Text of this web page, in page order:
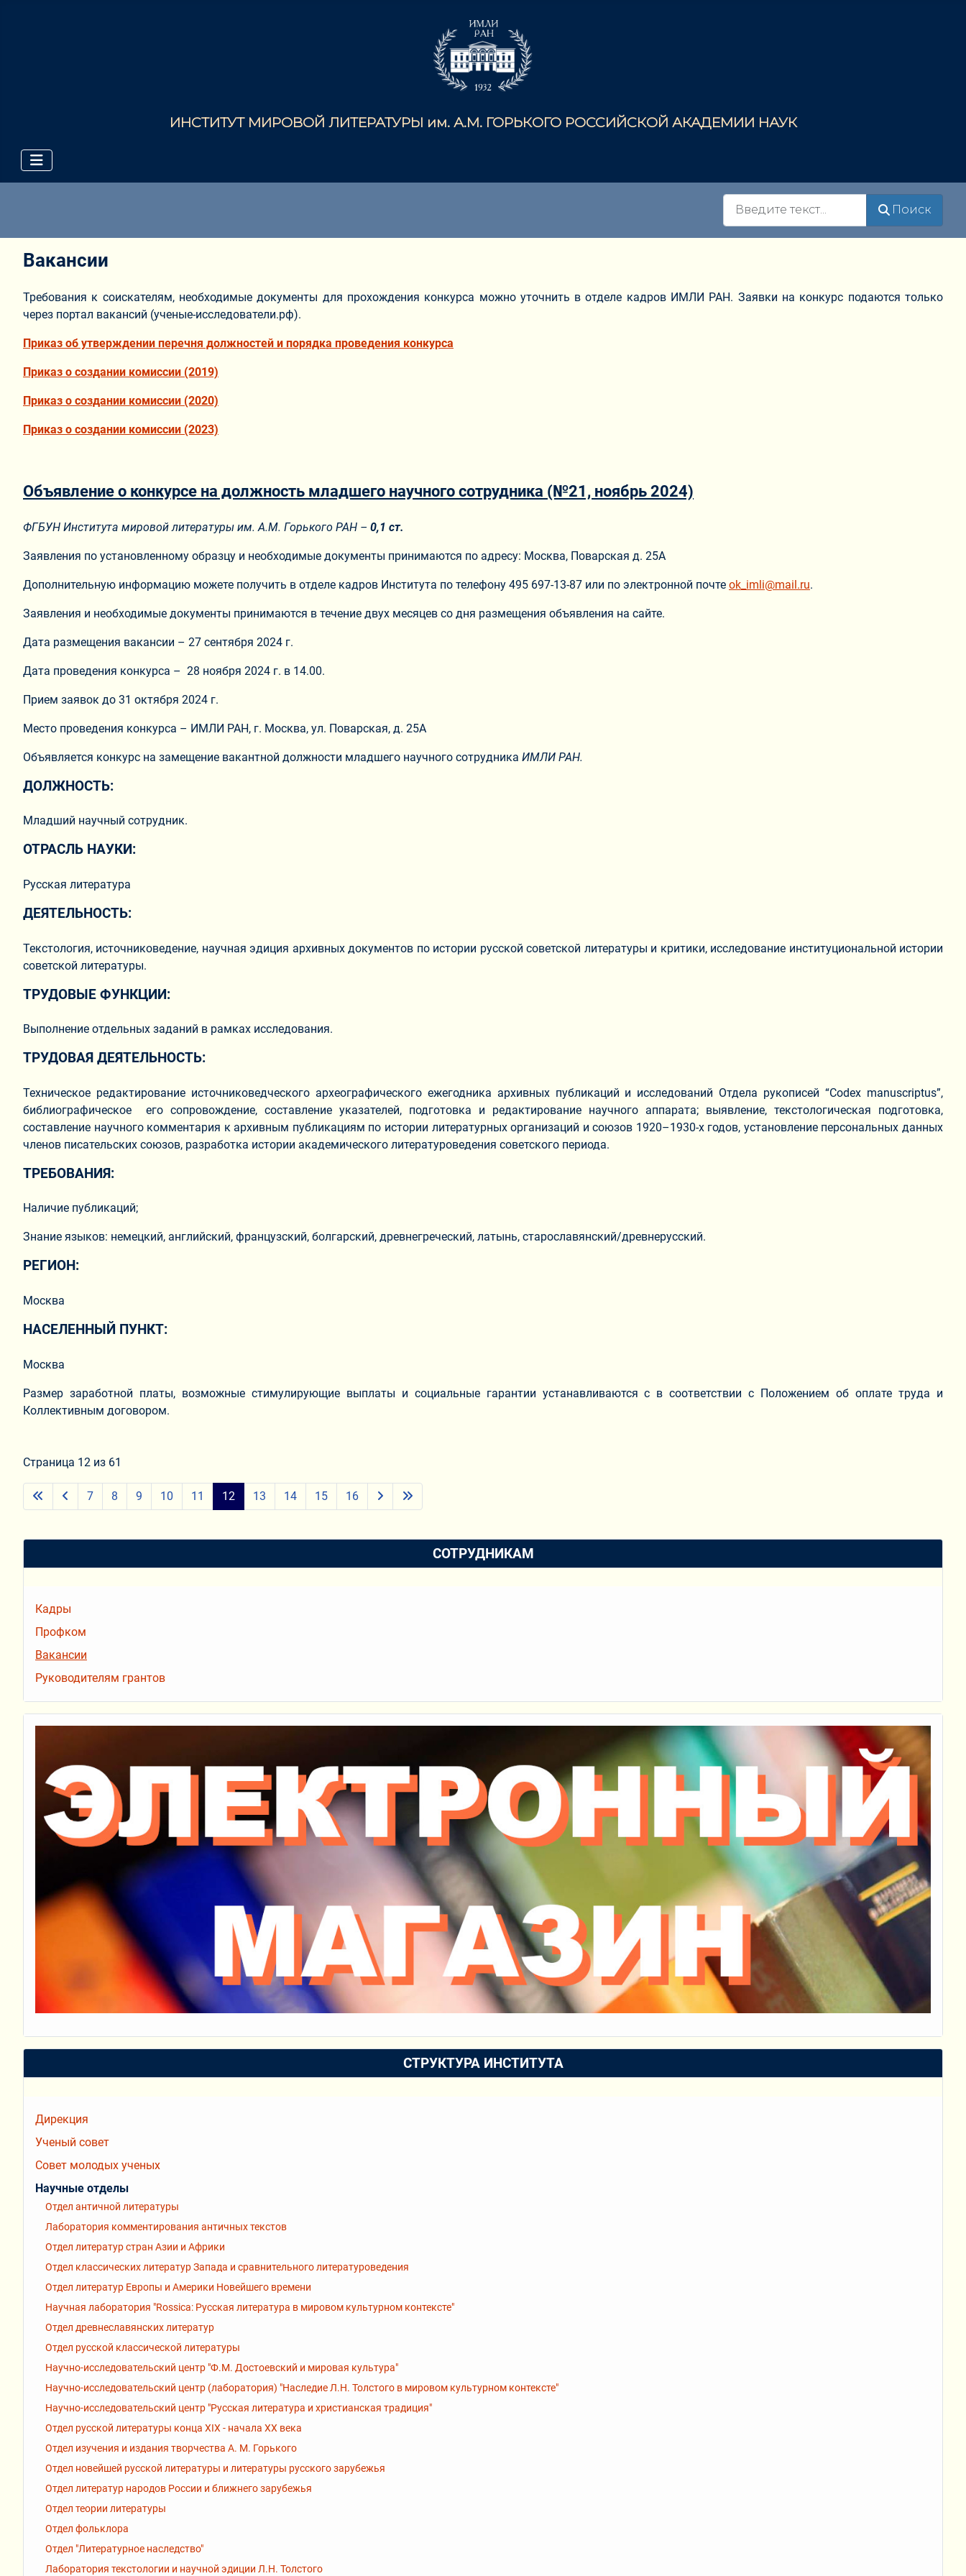
ИНСТИТУТ МИРОВОЙ ЛИТЕРАТУРЫ им. А.М. ГОРЬКОГО РОССИЙСКОЙ АКАДЕМИИ НАУК
Поиск
Вакансии
Требования к соискателям, необходимые документы для прохождения конкурса можно уточнить в отделе кадров ИМЛИ РАН. Заявки на конкурс подаются только
через портал вакансий (ученые-исследователи.рф).
Приказ об утверждении перечня должностей и порядка проведения конкурса
Приказ о создании комиссии (2019)
Приказ о создании комиссии (2020)
Приказ о создании комиссии (2023)
Объявление о конкурсе на должность младшего научного сотрудника (№21, ноябрь 2024)
ФГБУН Института мировой литературы им. А.М. Горького РАН – 0,1 ст.
Заявления по установленному образцу и необходимые документы принимаются по адресу: Москва, Поварская д. 25А
Дополнительную информацию можете получить в отделе кадров Института по телефону 495 697-13-87 или по электронной почте ok_imli@mail.ru.
Заявления и необходимые документы принимаются в течение двух месяцев со дня размещения объявления на сайте.
Дата размещения вакансии – 27 сентября 2024 г.
Дата проведения конкурса – 28 ноября 2024 г. в 14.00.
Прием заявок до 31 октября 2024 г.
Место проведения конкурса – ИМЛИ РАН, г. Москва, ул. Поварская, д. 25А
Объявляется конкурс на замещение вакантной должности младшего научного сотрудника ИМЛИ РАН.
ДОЛЖНОСТЬ:
Младший научный сотрудник.
ОТРАСЛЬ НАУКИ:
Русская литература
ДЕЯТЕЛЬНОСТЬ:
Текстология, источниковедение, научная эдиция архивных документов по истории русской советской литературы и критики, исследование институциональной истории
советской литературы.
ТРУДОВЫЕ ФУНКЦИИ:
Выполнение отдельных заданий в рамках исследования.
ТРУДОВАЯ ДЕЯТЕЛЬНОСТЬ:
Техническое редактирование источниковедческого археографического ежегодника архивных публикаций и исследований Отдела рукописей “Codex manuscriptus”,
библиографическое его сопровождение, составление указателей, подготовка и редактирование научного аппарата; выявление, текстологическая подготовка,
составление научного комментария к архивным публикациям по истории литературных организаций и союзов 1920–1930-х годов, установление персональных данных
членов писательских союзов, разработка истории академического литературоведения советского периода.
ТРЕБОВАНИЯ:
Наличие публикаций;
Знание языков: немецкий, английский, французский, болгарский, древнегреческий, латынь, старославянский/древнерусский.
РЕГИОН:
Москва
НАСЕЛЕННЫЙ ПУНКТ:
Москва
Размер заработной платы, возможные стимулирующие выплаты и социальные гарантии устанавливаются с в соответствии с Положением об оплате труда и
Коллективным договором.
Страница 12 из 61
7 8 9 10 11 12 13 14 15 16
СОТРУДНИКАМ
Кадры
Профком
Вакансии
Руководителям грантов
СТРУКТУРА ИНСТИТУТА
Дирекция
Ученый совет
Совет молодых ученых
Научные отделы
Отдел античной литературы
Лаборатория комментирования античных текстов
Отдел литератур стран Азии и Африки
Отдел классических литератур Запада и сравнительного литературоведения
Отдел литератур Европы и Америки Новейшего времени
Научная лаборатория "Rossiсa: Русская литература в мировом культурном контексте"
Отдел древнеславянских литератур
Отдел русской классической литературы
Научно-исследовательский центр "Ф.М. Достоевский и мировая культура"
Научно-исследовательский центр (лаборатория) "Наследие Л.Н. Толстого в мировом культурном контексте"
Научно-исследовательский центр "Русская литература и христианская традиция"
Отдел русской литературы конца XIX - начала XX века
Отдел изучения и издания творчества А. М. Горького
Отдел новейшей русской литературы и литературы русского зарубежья
Отдел литератур народов России и ближнего зарубежья
Отдел теории литературы
Отдел фольклора
Отдел "Литературное наследство"
Лаборатория текстологии и научной эдиции Л.Н. Толстого